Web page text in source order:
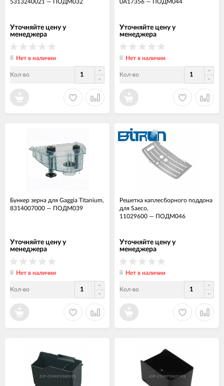
5313240021 — ПОДМ032
Уточняйте цену у
менеджера
Нет в наличии
Кол-во
0A17356 — ПОДМ044
Уточняйте цену у
менеджера
Нет в наличии
Кол-во
Бункер зерна для Gaggia Titanium,
8314007000 — ПОДМ039
Уточняйте цену у
менеджера
Нет в наличии
Кол-во
Решетка каплесборного поддона
для Saeco,
11029600 — ПОДМ046
Уточняйте цену у
менеджера
Нет в наличии
Кол-во